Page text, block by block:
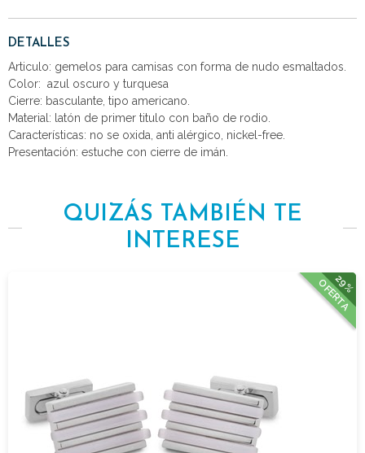
DETALLES
Articulo: gemelos para camisas con forma de nudo esmaltados.
Color: azul oscuro y turquesa
Cierre: basculante, tipo americano.
Material: latón de primer titulo con baño de rodio.
Características: no se oxida, anti alérgico, nickel-free.
Presentación: estuche con cierre de imán.
QUIZÁS TAMBIÉN TE
INTERESE
29%
OFERTA